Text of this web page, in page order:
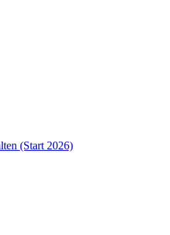
(Start 2026)